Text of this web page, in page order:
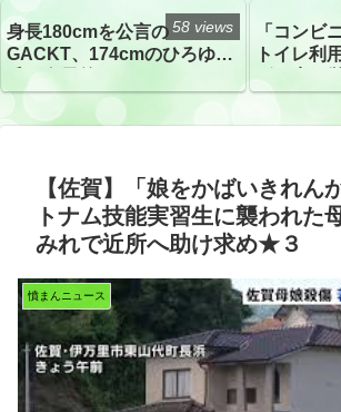
身長180cmを公言の
GACKT、174cmのひろゆき
トざわつき イベントでの写
真が話題
58 views
「コンビ
トイレ利
【佐賀】「娘をかばいきれ
トナム技能実習生に襲われた
みれで近所へ助け求め★３
憤まんニュース